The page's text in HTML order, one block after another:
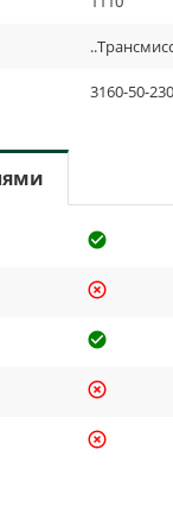
3160-50-
highlight_off
highlight_off
highlight_off